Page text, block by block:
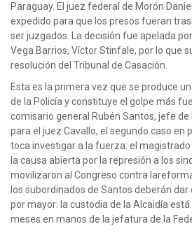
Paraguay. El juez federal de Morón
expedido para que los presos fueran
ser juzgados. La decisión fue apelada
Vega Barrios, Víctor Stinfale, por lo que
resolución del Tribunal de Casación.
Esta es la primera vez que se produce
de la Policía y constituye el golpe más
comisario general Rubén Santos, jefe
para el juez Cavallo, el segundo caso en
toca investigar a la fuerza: el
la causa abierta por la represión a los
movilizaron al Congreso contra
los subordinados de Santos deberán dar
por mayor: la custodia de la Alcaidía
meses en manos de la jefatura de la